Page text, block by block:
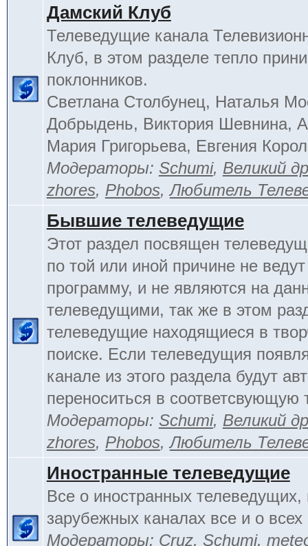
Дамский Клуб
Телеведущие канала
Клуб, в этом разделе тепло
поклонников.
Светлана Столбунец, Наталья
Добрыдень, Виктория Шевнина,
Мария Григорьева, Евгения
Модераторы: Schumi, Великий
zhores, Phobos,Любитель
Бывшие телеведущие
Этот раздел посвящен
по той или иной причине не
программу, и не являются на
телеведущими, так же в этом
телеведущие находящиеся в
поиске. Если телеведущия
канале из этого раздела будут
переноситься в соответсвующую
Модераторы: Schumi, Великий
zhores, Phobos,Любитель
Иностранные телеведущие
Все о иностранных телеведущих,
зарубежных каналах все и о всех
Модераторы: Cruz, Schumi,